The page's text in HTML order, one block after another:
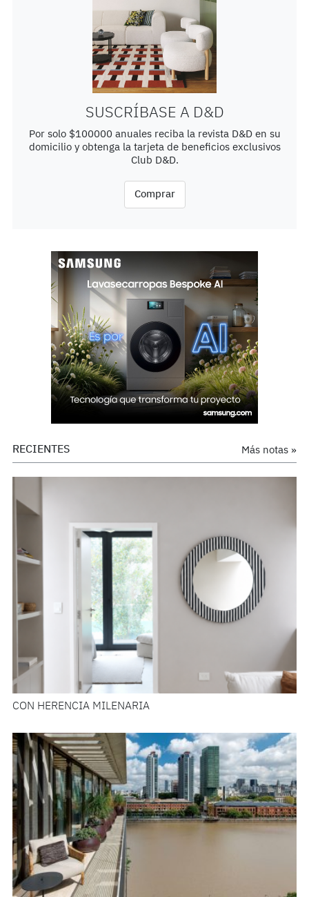
SUSCRÍBASE A D&D
Por solo $100000 anuales reciba la revista D&D en su
domicilio y obtenga la tarjeta de beneficios exclusivos
Club D&D.
Comprar
Más notas »
RECIENTES
CON HERENCIA MILENARIA